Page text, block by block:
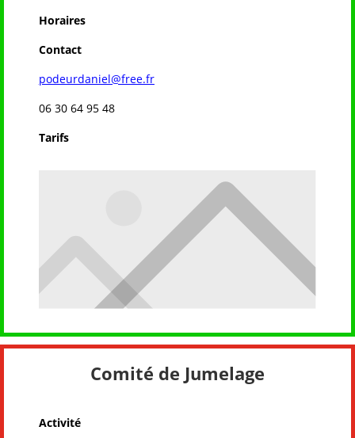
Horaires
Contact
podeurdaniel@free.fr
06 30 64 95 48
Tarifs
Comité de Jumelage
Activité